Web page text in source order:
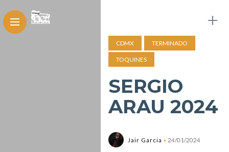
CDMX TERMINADO
TOQUINES
SERGIO
ARAU 2024
Jair Garcia 24/01/2024